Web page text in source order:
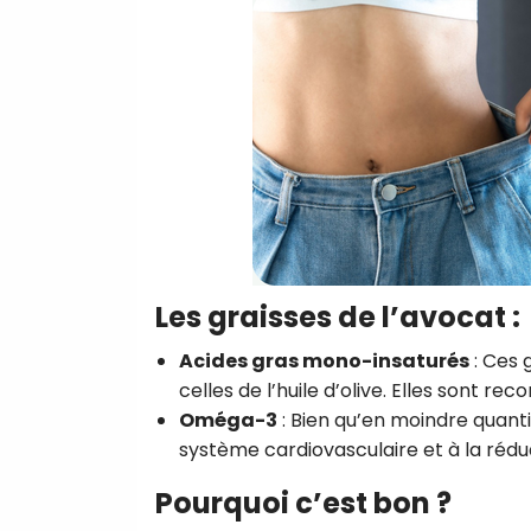
Les graisses de l’avocat :
Acides gras mono-insaturés: Ces
celles de l’huile d’olive. Elles sont
Oméga-3 : Bien qu’en moindre
système cardiovasculaire et à la
Pourquoi c’est bon ?